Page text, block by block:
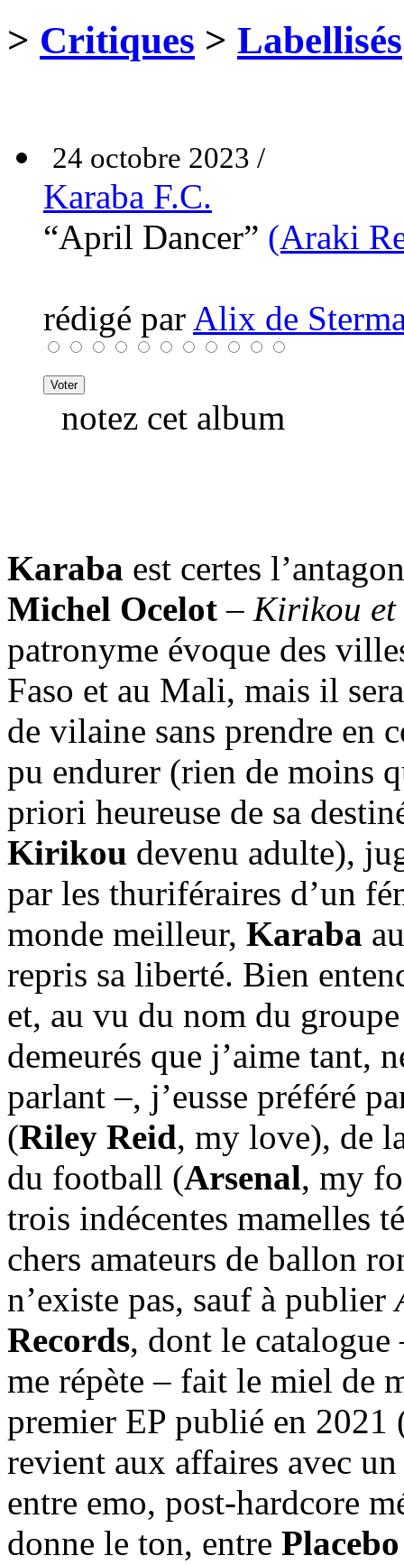
> Critiques > Labellisés
24 octobre 2023 /
Karaba F.C.
“April Dancer” (Araki
rédigé par Alix de
notez cet album
Karaba est certes
Michel Ocelot – Kirikou et
patronyme évoque des
Faso et au Mali, mais il
de vilaine sans prendre en
pu endurer (rien de moins
priori heureuse de sa
Kirikou devenu adulte),
par les thuriféraires d’un
monde meilleur, Karaba
repris sa liberté. Bien
et, au vu du nom du
demeurés que j’aime tant,
parlant –, j’eusse préféré
(Riley Reid, my love), de
du football (Arsenal, my
trois indécentes mamelles
chers amateurs de ballon
n’existe pas, sauf à publier
Records, dont le
me répète – fait le miel de
premier EP publié en 2021
revient aux affaires avec
entre emo, post-hardcore
donne le ton, entre Placebo